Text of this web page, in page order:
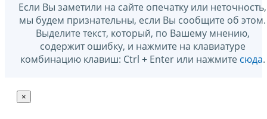
Если Вы заметили на сайте опечатку или неточность,
мы будем признательны, если Вы сообщите об этом.
Выделите текст, который, по Вашему мнению,
содержит ошибку, и нажмите на клавиатуре
комбинацию клавиш: Ctrl + Enter или нажмите сюда.
×